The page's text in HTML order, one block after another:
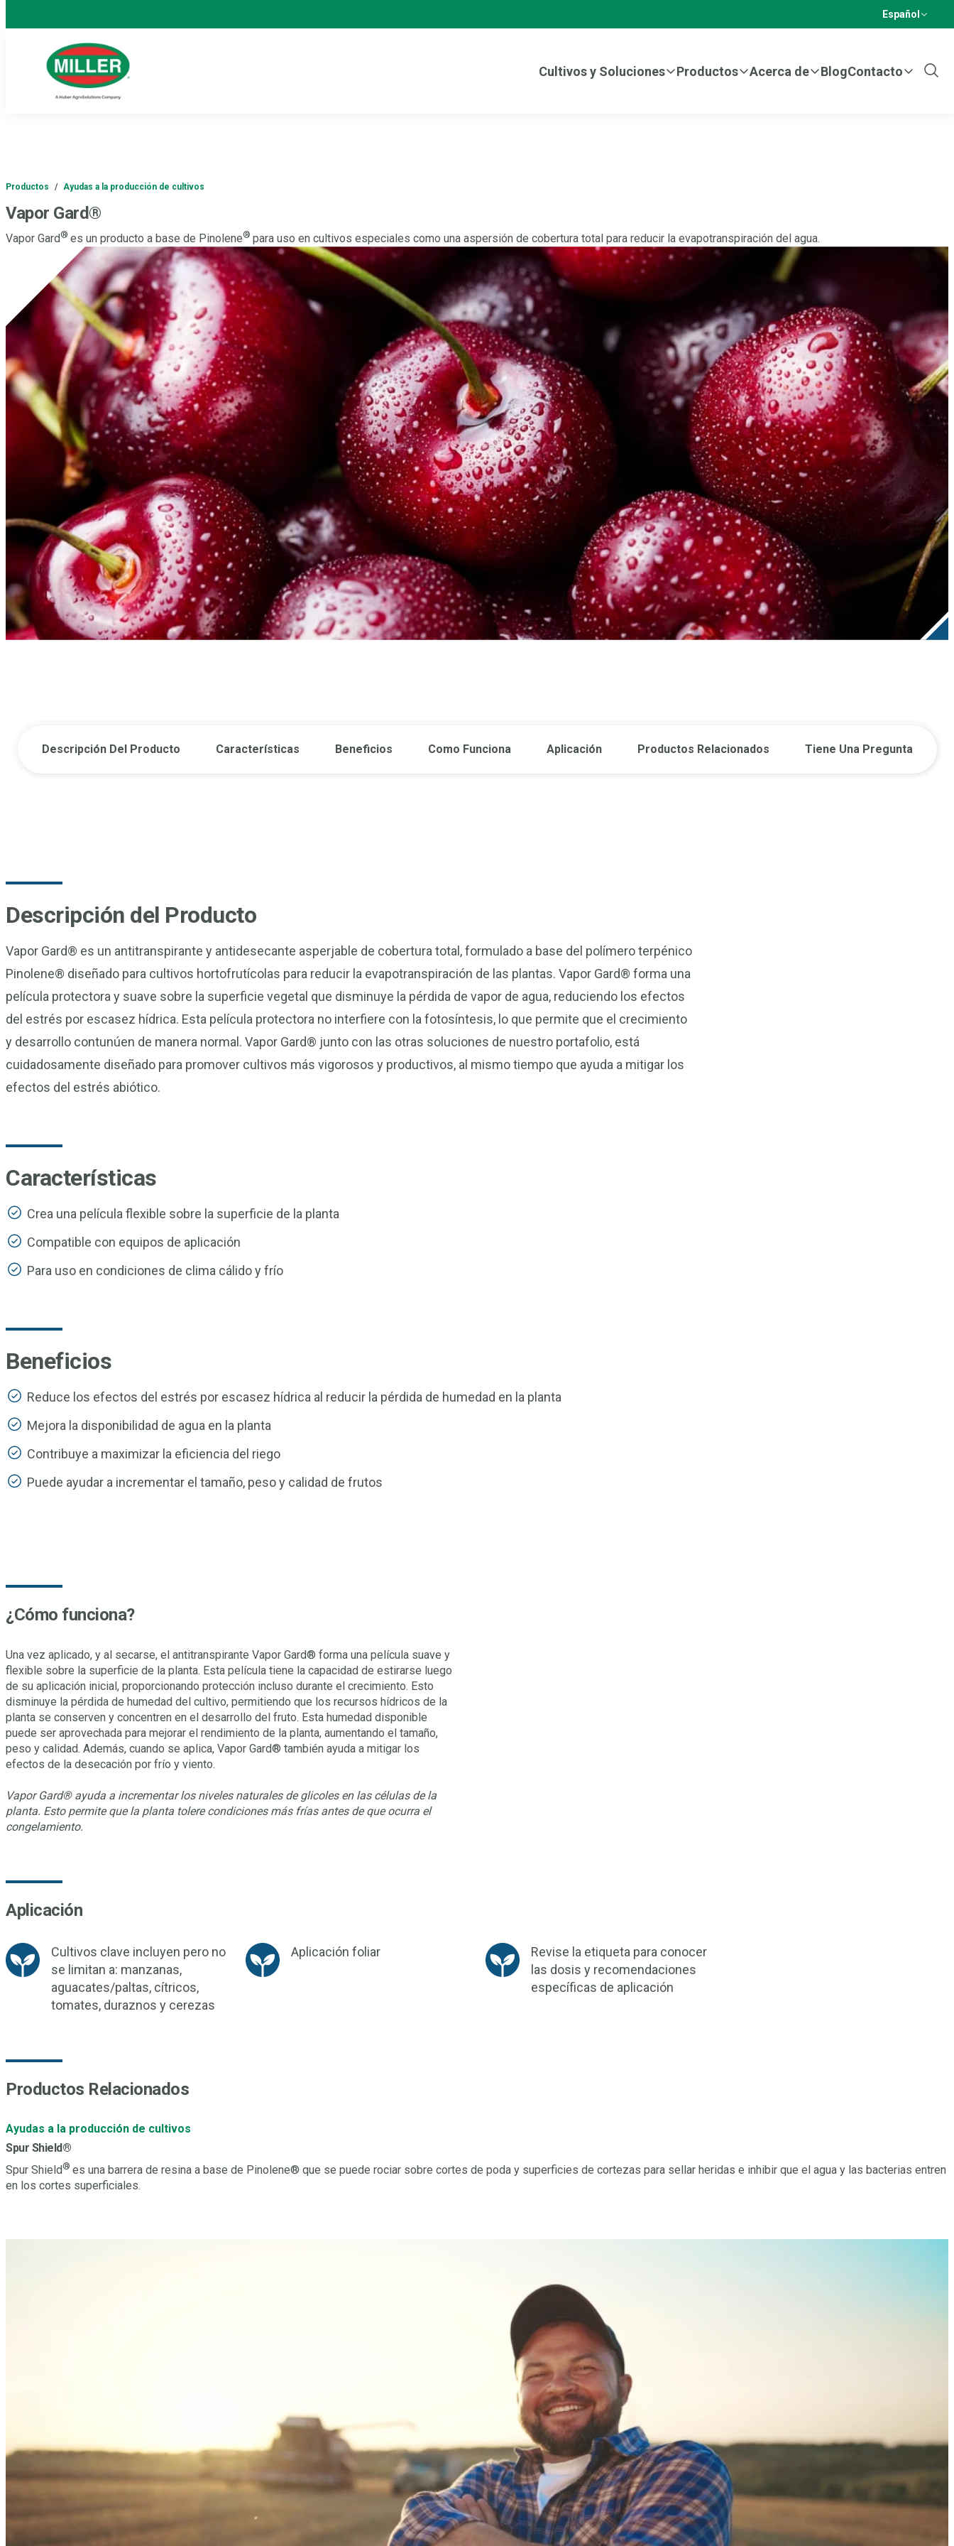
Español
Cultivos y Soluciones Productos Acerca de BlogContacto
Show
Productos / Ayudas a la producción de cultivos
Vapor Gard®
Vapor Gard® es un producto a base de Pinolene® para uso en cultivos especiales como una aspersión de cobertura total para reducir la evapotranspiración del agua.
Descripción Del Producto Características Beneficios Como Funciona Aplicación Productos Relacionados Tiene Una Pregunta
Descripción del Producto
Vapor Gard® es un antitranspirante y antidesecante asperjable de cobertura total, formulado a base del polímero terpénico
Pinolene® diseñado para cultivos hortofrutícolas para reducir la evapotranspiración de las plantas. Vapor Gard® forma una
película protectora y suave sobre la superficie vegetal que disminuye la pérdida de vapor de agua, reduciendo los efectos
del estrés por escasez hídrica. Esta película protectora no interfiere con la fotosíntesis, lo que permite que el crecimiento
y desarrollo contunúen de manera normal. Vapor Gard® junto con las otras soluciones de nuestro portafolio, está
cuidadosamente diseñado para promover cultivos más vigorosos y productivos, al mismo tiempo que ayuda a mitigar los
efectos del estrés abiótico.
Características
Crea una película flexible sobre la superficie de la planta
Compatible con equipos de aplicación
Para uso en condiciones de clima cálido y frío
Beneficios
Reduce los efectos del estrés por escasez hídrica al reducir la pérdida de humedad en la planta
Mejora la disponibilidad de agua en la planta
Contribuye a maximizar la eficiencia del riego
Puede ayudar a incrementar el tamaño, peso y calidad de frutos
¿Cómo funciona?
Una vez aplicado, y al secarse, el antitranspirante Vapor Gard® forma una película suave y
flexible sobre la superficie de la planta. Esta película tiene la capacidad de estirarse luego
de su aplicación inicial, proporcionando protección incluso durante el crecimiento. Esto
disminuye la pérdida de humedad del cultivo, permitiendo que los recursos hídricos de la
planta se conserven y concentren en el desarrollo del fruto. Esta humedad disponible
puede ser aprovechada para mejorar el rendimiento de la planta, aumentando el tamaño,
peso y calidad. Además, cuando se aplica, Vapor Gard® también ayuda a mitigar los
efectos de la desecación por frío y viento.
Vapor Gard® ayuda a incrementar los niveles naturales de glicoles en las células de la
planta. Esto permite que la planta tolere condiciones más frías antes de que ocurra el
congelamiento.
Aplicación
Cultivos clave incluyen pero no
se limitan a: manzanas,
aguacates/paltas, cítricos,
tomates, duraznos y cerezas
Aplicación foliar
Revise la etiqueta para conocer
las dosis y recomendaciones
específicas de aplicación
Productos Relacionados
Ayudas a la producción de cultivos
Spur Shield®
Spur Shield® es una barrera de resina a base de Pinolene® que se puede rociar sobre cortes de poda y superficies de cortezas para sellar heridas e inhibir que el agua y las bacterias entren
en los cortes superficiales.